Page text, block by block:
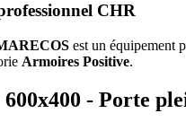
CHR
est un équipement
Armoires Positive.
- Porte